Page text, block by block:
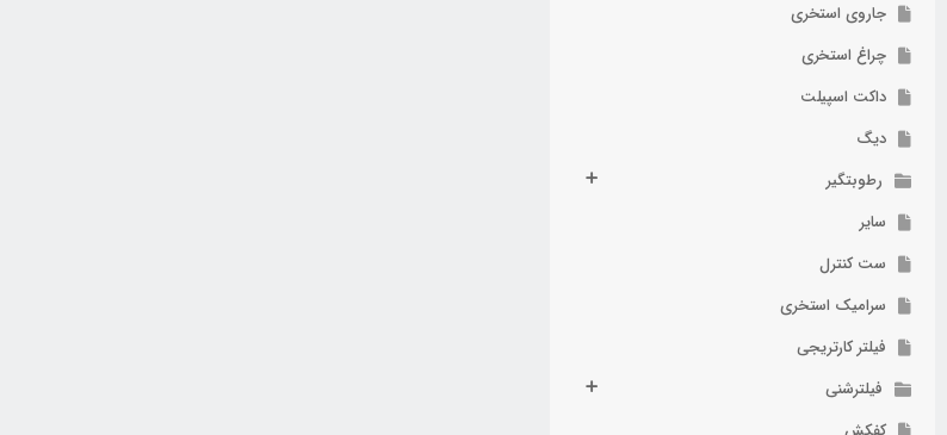
جاروی استخری
چراغ استخری
داکت اسپیلت
دیگ
رطوبتگیر
سایر
ست کنترل
سرامیک استخری
فیلتر کارتریجی
فیلترشنی